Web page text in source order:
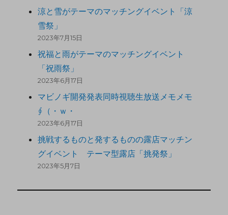
涼と雪がテーマのマッチングイベント「涼
雪祭」
2023年7月15日
祝福と雨がテーマのマッチングイベント
「祝雨祭」
2023年6月17日
マビノギ開発発表同時視聴生放送メモメモ
∮（・ｗ・
2023年6月17日
挑戦するものと発するものの露店マッチン
グイベント テーマ型露店「挑発祭」
2023年5月7日